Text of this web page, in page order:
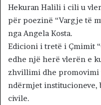
Hekuran Halili i cili u
për poezinë “Vargje të
nga Angela Kosta.
Edicioni i tretë i Çmimit
edhe një herë vlerën e
zhvillimi dhe promovimi
ndërmjet institucioneve,
civile.